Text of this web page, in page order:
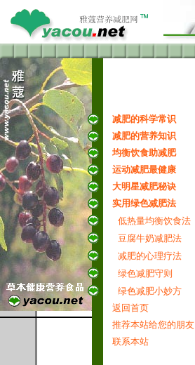
减肥的科学常识
减肥的营养知识
均衡饮食助减肥
运动减肥最健康
大明星减肥秘诀
实用绿色减肥法
低热量均衡饮食法
豆腐牛奶减肥法
减肥的心理疗法
绿色减肥守则
绿色减肥小妙方
返回首页
推荐本站给您的朋友
联系本站